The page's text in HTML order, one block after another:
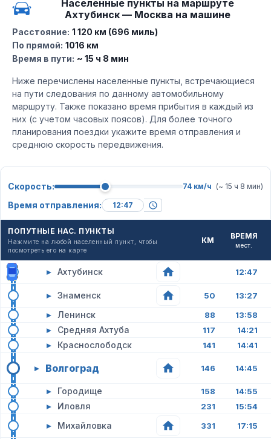
Населенные пункты на маршруте
Ахтубинск — Москва на машине
Расстояние: 1 120 км (696 миль)
По прямой: 1016 км
Время в пути: ~ 15 ч 8 мин
Ниже перечислены населенные пункты, встречающиеся
на пути следования по данному автомобильному
маршруту. Также показано время прибытия в каждый из
них (с учетом часовых поясов). Для более точного
планирования поездки укажите время отправления и
среднюю скорость передвижения.
Скорость: 74 км/ч (~ 15 ч 8 мин)
Время отправления:
ПОПУТНЫЕ НАС. ПУНКТЫ
Нажмите на любой населенный пункт, чтобы
посмотреть его на карте
КМ ВРЕМЯ
мест.
▸ Ахтубинск 12:47
▸ Знаменск 50 13:27
▸ Ленинск 88 13:58
▸ Средняя Ахтуба 117 14:21
▸ Краснослободск 141 14:41
▸ Волгоград 146 14:45
▸ Городище 158 14:55
▸ Иловля 231 15:54
▸ Михайловка 331 17:15